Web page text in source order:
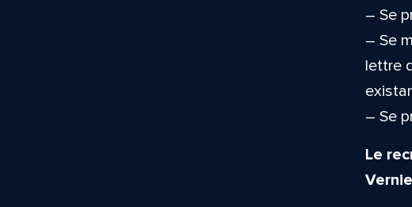
– Se
– Se
lettre
– Se
Le